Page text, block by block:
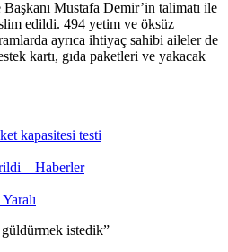
Mustafa Demir’in talimatı ile
edildi. 494 yetim ve öksüz
ayrıca ihtiyaç sahibi aileler de
kartı, gıda paketleri ve yakacak
kapasitesi testi
– Haberler
istedik”